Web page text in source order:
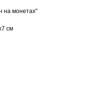
на монетах"
см